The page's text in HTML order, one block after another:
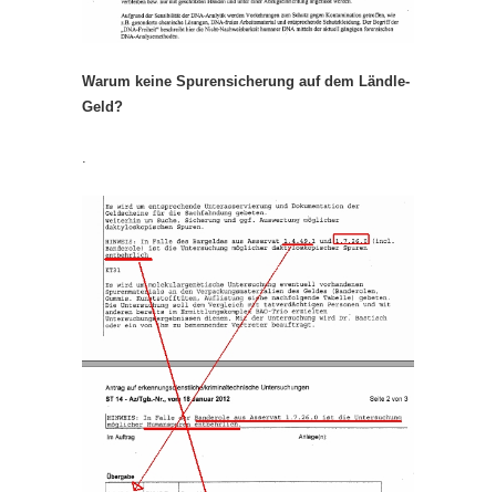
Warum keine Spurensicherung auf dem Ländle-
Geld?